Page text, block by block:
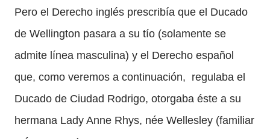
Pero el Derecho inglés prescribía que el Ducado
de Wellington pasara a su tío (solamente se
admite línea masculina) y el Derecho español
que, como veremos a continuación, regulaba el
Ducado de Ciudad Rodrigo, otorgaba éste a su
hermana Lady Anne Rhys, née Wellesley (familiar